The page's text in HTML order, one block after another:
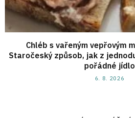
Chléb s vařeným vepřovým
Staročeský způsob, jak z
pořádné jídlo
6. 8. 2026